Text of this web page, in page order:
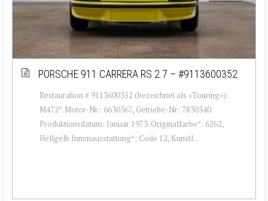
PORSCHE 911 CARRERA RS 2.7 – #9113600352
Restauration # 9113600352 (bezeichnet als «Touring»):
M472*. Motor-Nr.: 6630367, Getriebe-Nr: 7830340.
Produktionsdatum: Januar 1973. Originalfarbe*: 6262,
Hellgelb Innenausstattung*: Code 12, Kunstl...